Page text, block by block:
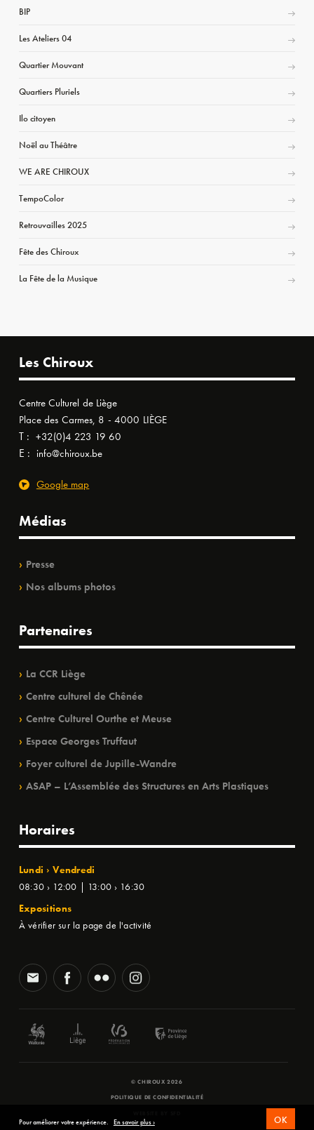
BIP
Les Ateliers 04
Quartier Mouvant
Quartiers Pluriels
Ilo citoyen
Noël au Théâtre
WE ARE CHIROUX
TempoColor
Retrouvailles 2025
Fête des Chiroux
La Fête de la Musique
Les Chiroux
Centre Culturel de Liège
Place des Carmes, 8 - 4000 LIÈGE
T : +32(0)4 223 19 60
E : info@chiroux.be
Google map
Médias
Presse
Nos albums photos
Partenaires
La CCR Liège
Centre culturel de Chênée
Centre Culturel Ourthe et Meuse
Espace Georges Truffaut
Foyer culturel de Jupille-Wandre
ASAP – L’Assemblée des Structures en Arts Plastiques
Horaires
Lundi › Vendredi
08:30 › 12:00 | 13:00 › 16:30
Expositions
À vérifier sur la page de l'activité
© CHIROUX 2026
POLITIQUE DE CONFIDENTIALITÉ
Pour améliorer votre expérience. En savoir plus › OK